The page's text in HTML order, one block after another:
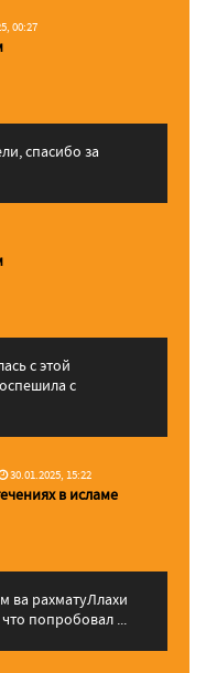
00:27
спасибо за
с этой
с
30.01.2025, 15:22
в исламе
попробовал ...